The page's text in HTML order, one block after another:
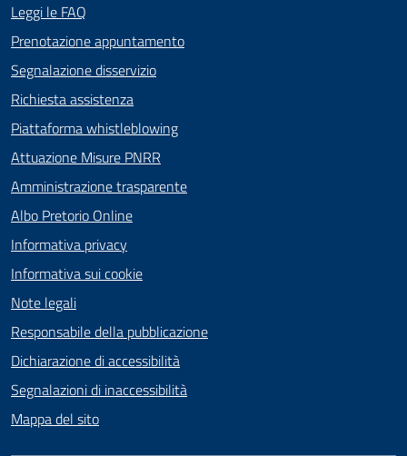
Leggi le FAQ
Prenotazione appuntamento
Segnalazione disservizio
Richiesta assistenza
Piattaforma whistleblowing
Attuazione Misure PNRR
Amministrazione trasparente
Albo Pretorio Online
Informativa privacy
Informativa sui cookie
Note legali
Responsabile della pubblicazione
Dichiarazione di accessibilità
Segnalazioni di inaccessibilità
Mappa del sito